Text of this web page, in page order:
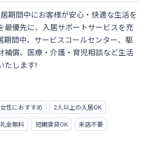
期間中にお客様が安心・快適な生活を
最優先に、入居サポートサービスを充
期間中、サービスコールセンター、駆
補償、医療・介護・育児相談など生活
たします!
女性におすすめ
2人以上の入居OK
金無料 短期賃貸OK
来店不要